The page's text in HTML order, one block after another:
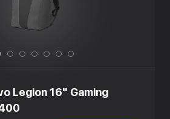
Legion 16" Gaming